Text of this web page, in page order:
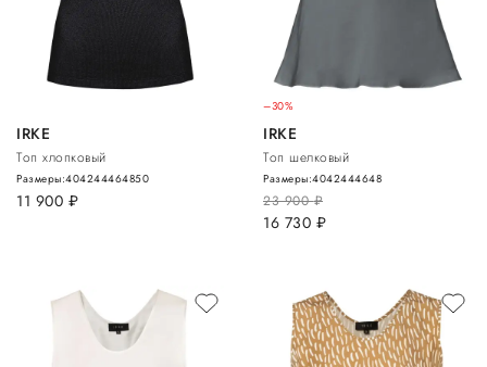
IRKE
Топ хлопковый
11 900 руб.
Размеры:404244464850
–30%
IRKE
Топ шелковый
23 900руб.
16 730 руб.
Размеры:4042444648